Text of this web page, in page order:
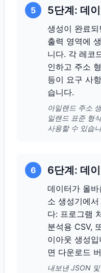
5 5단계: 데
생성이 완료
출력 영역에
니다. 각 레코
인하고 주소
등이 요구 사
습니다.
아일랜드 주소
일랜드 표준 형
사용할 수 있습
6 6단계: 데
데이터가 올
소 생성기에
다: 프로그램
분석용 CSV,
이아웃 생성
면 다운로드
내보낸 JSON